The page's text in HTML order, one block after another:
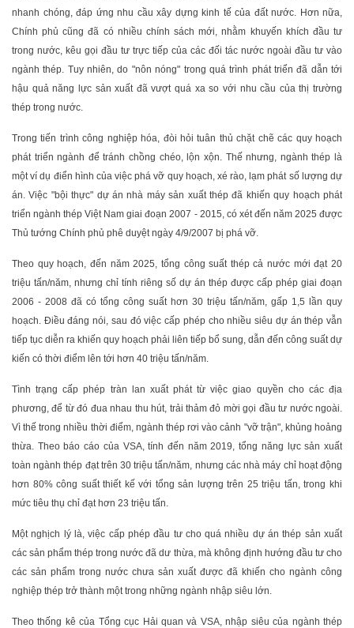
nhanh chóng, đáp ứng nhu cầu xây dựng kinh tế của đất nước. Hơn nữa,
Chính phủ cũng đã có nhiều chính sách mới, nhằm khuyến khích đầu tư
trong nước, kêu gọi đầu tư trực tiếp của các đối tác nước ngoài đầu tư vào
ngành thép. Tuy nhiên, do "nôn nóng" trong quá trình phát triển đã dẫn tới
hậu quả năng lực sản xuất đã vượt quá xa so với nhu cầu của thị trường
thép trong nước.
Trong tiến trình công nghiệp hóa, đòi hỏi tuân thủ chặt chẽ các quy hoạch
phát triển ngành để tránh chồng chéo, lộn xộn. Thế nhưng, ngành thép là
một ví dụ điển hình của việc phá vỡ quy hoạch, xé rào, lạm phát số lượng dự
án. Việc "bội thực" dự án nhà máy sản xuất thép đã khiến quy hoạch phát
triển ngành thép Việt Nam giai đoạn 2007 - 2015, có xét đến năm 2025 được
Thủ tướng Chính phủ phê duyệt ngày 4/9/2007 bị phá vỡ.
Theo quy hoạch, đến năm 2025, tổng công suất thép cả nước mới đạt 20
triệu tấn/năm, nhưng chỉ tính riêng số dự án thép được cấp phép giai đoạn
2006 - 2008 đã có tổng công suất hơn 30 triệu tấn/năm, gấp 1,5 lần quy
hoạch. Điều đáng nói, sau đó việc cấp phép cho nhiều siêu dự án thép vẫn
tiếp tục diễn ra khiến quy hoạch phải liên tiếp bổ sung, dẫn đến công suất dự
kiến có thời điểm lên tới hơn 40 triệu tấn/năm.
Tình trạng cấp phép tràn lan xuất phát từ việc giao quyền cho các địa
phương, để từ đó đua nhau thu hút, trải thảm đỏ mời gọi đầu tư nước ngoài.
Vì thế trong nhiều thời điểm, ngành thép rơi vào cảnh "vỡ trận", khủng hoảng
thừa. Theo báo cáo của VSA, tính đến năm 2019, tổng năng lực sản xuất
toàn ngành thép đạt trên 30 triệu tấn/năm, nhưng các nhà máy chỉ hoạt động
hơn 80% công suất thiết kế với tổng sản lượng trên 25 triệu tấn, trong khi
mức tiêu thụ chỉ đạt hơn 23 triệu tấn.
Một nghịch lý là, việc cấp phép đầu tư cho quá nhiều dự án thép sản xuất
các sản phẩm thép trong nước đã dư thừa, mà không định hướng đầu tư cho
các sản phẩm trong nước chưa sản xuất được đã khiến cho ngành công
nghiệp thép trở thành một trong những ngành nhập siêu lớn.
Theo thống kê của Tổng cục Hải quan và VSA, nhập siêu của ngành thép